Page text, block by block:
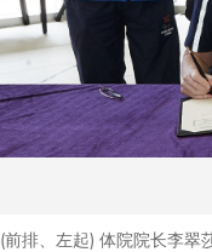
(前排、左起) 体院院长李翠